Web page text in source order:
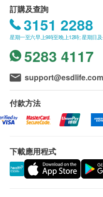
許多老化健康問題都與
所以服用NMN可以：
提升 體內NAD+ 產生
促進代謝及修復細胞
可以幫助提升身體代
能、循環系統，同時
呆，記憶衰退，腦霧
化，肌肉質量下降，
獨特配方結合 NAD+與
大抗氧化劑），有助於
胞所需能量，讓你重拾
2. 我們將於確定訂單後3
3. 不排除運送時間會因
訊號懸掛或黑色暴雨警
延遲。
4. 所有訂單須視乎相關
的貨品，健康網購
單，並且會於送貨前透
排。
保證
換貨條款
1. 當顧客收取已訂購之
有損毀情況，一經確認
訂購及查詢
3151 2288
星期一至六早上9時至晚上12時; 星期日
5283 4117
support@esdlife.com
付款方法
下載應用程式